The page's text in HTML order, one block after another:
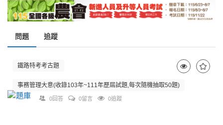
問題 追蹤
鐵路特考考古題
事務管理大意(收錄103年~111年歷屆試題,每次隨機抽取50題)
0回答 0留言 0追蹤